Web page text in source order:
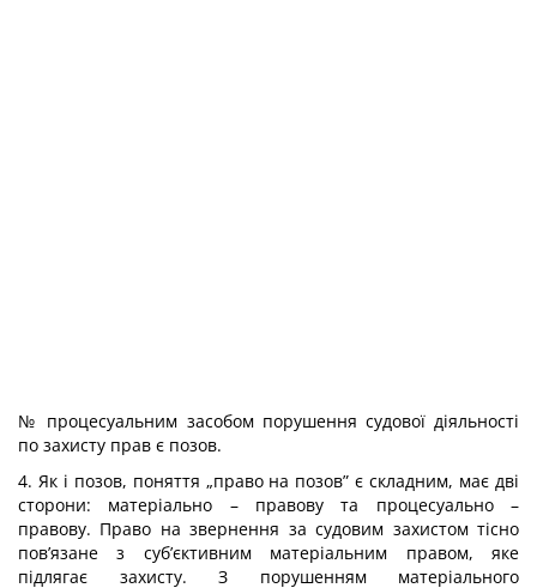
№ процесуальним засобом порушення судової діяльності
по захисту прав є позов.
4. Як і позов, поняття „право на позов” є складним, має дві
сторони: матеріально – правову та процесуально –
правову. Право на звернення за судовим захистом тісно
пов’язане з суб’єктивним матеріальним правом, яке
підлягає захисту. З порушенням матеріального